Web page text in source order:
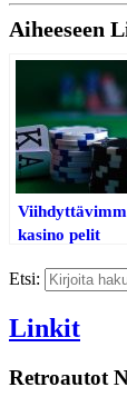
Aiheeseen
kasino pelit
paljon pelaajia
Etsi:
Linkit
Retroautot